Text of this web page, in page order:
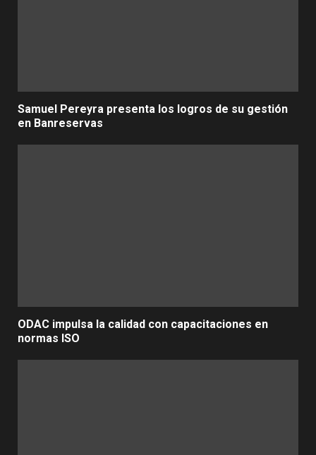
Samuel Pereyra presenta los logros de su gestión
en Banreservas
ODAC impulsa la calidad con capacitaciones en
normas ISO